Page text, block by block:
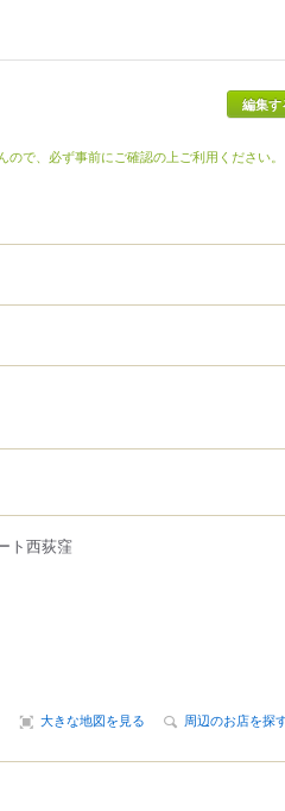
で、必ず事前にご確認の上ご利用ください。
ト西荻窪
大きな地図を見る 周辺のお店を探